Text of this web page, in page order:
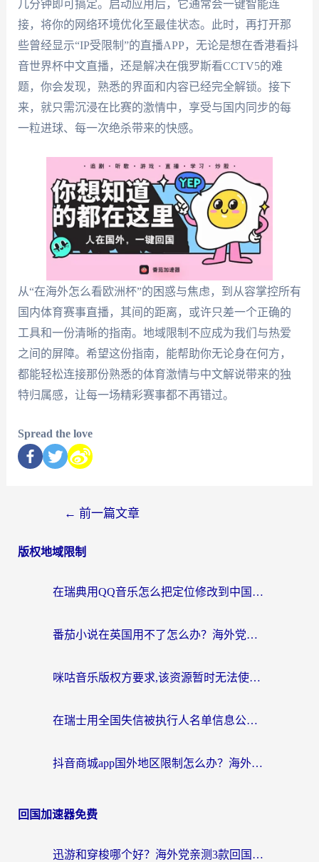
几分钟即可搞定。启动应用后，它通常会一键智能连
接，将你的网络环境优化至最佳状态。此时，再打开那
些曾经显示“IP受限制”的直播APP，无论是想在香港看抖
音世界杯中文直播，还是解决在俄罗斯看CCTV5的难
题，你会发现，熟悉的界面和内容已经完全解锁。接下
来，就只需沉浸在比赛的激情中，享受与国内同步的每
一粒进球、每一次绝杀带来的快感。
从“在海外怎么看欧洲杯”的困惑与焦虑，到从容掌控所有
国内体育赛事直播，其间的距离，或许只差一个正确的
工具和一份清晰的指南。地域限制不应成为我们与热爱
之间的屏障。希望这份指南，能帮助你无论身在何方，
都能轻松连接那份熟悉的体育激情与中文解说带来的独
特归属感，让每一场精彩赛事都不再错过。
Spread the love
← 前一篇文章
版权地域限制
在瑞典用QQ音乐怎么把定位修改到中国国内？留学生亲测有效的回国加速方案
番茄小说在英国用不了怎么办？海外党亲测有效的回国加速解决方案
咪咕音乐版权方要求,该资源暂时无法使用？海外党这样解决听歌听书+看剧炒股难题
在瑞士用全国失信被执行人名单信息公布与查询地区限制怎么办？还能看欧洲杯直播和咪咕视频吗？
抖音商城app国外地区限制怎么办？海外党解锁国内内容的实用指南
回国加速器免费
迅游和穿梭哪个好？海外党亲测3款回国加速器+手游加速对比，附避坑指南